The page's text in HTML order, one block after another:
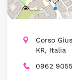
Corso
KR, Italia
0962